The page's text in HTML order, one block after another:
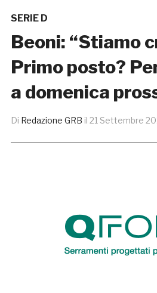
SERIE D
Beoni: “Stiamo
Primo posto?
a domenica
Di Redazione GRB il 21 Settembre